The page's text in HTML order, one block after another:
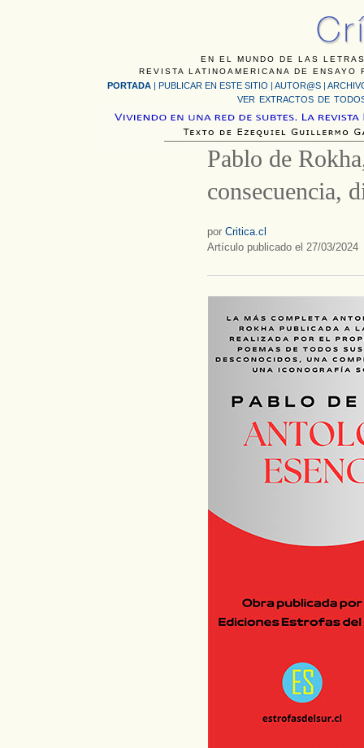
EN EL MUNDO DE LAS
REVISTA LATINOAMERICANA DE
PORTADA | PUBLICAR EN ESTE SITIO | AUTOR@S |
VER EXTRACTOS DE
Pablo de
consecuencia,
por Critica.cl
Artículo publicado el 27/03/2024